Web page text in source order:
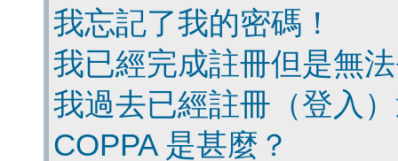
我忘記了我的密碼！
我已經完成註冊但是無
我過去已經註冊（登入
COPPA 是甚麼？